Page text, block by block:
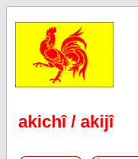
akichî / akijî